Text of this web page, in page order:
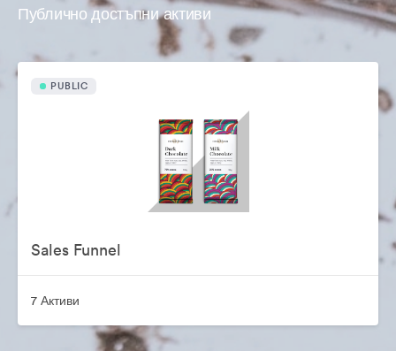
Публично достъпни активи
PUBLIC
Sales Funnel
7 Активи